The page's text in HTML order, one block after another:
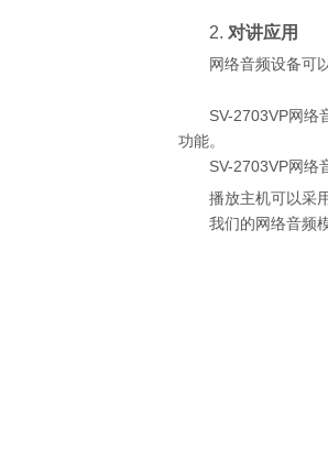
2. 对讲应用
网络音频设备可
SV-2703VP网络
功能。
SV-2703VP网络
播放主机可以采
我们的网络音频